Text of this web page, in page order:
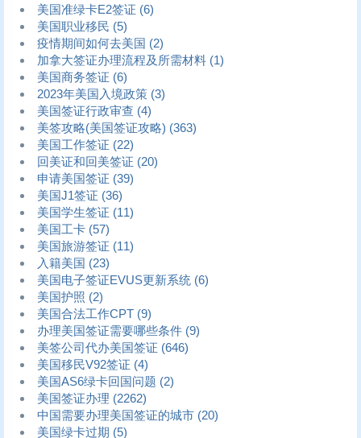
美国准绿卡E2签证 (6)
美国职业移民 (5)
疫情期间如何去美国 (2)
加拿大签证办理流程及所需材料 (1)
美国商务签证 (6)
2023年美国入境政策 (3)
美国签证行政审查 (4)
美签攻略(美国签证攻略) (363)
美国工作签证 (22)
回美证和回美签证 (20)
申请美国签证 (39)
美国J1签证 (36)
美国学生签证 (11)
美国工卡 (57)
美国旅游签证 (11)
入籍美国 (23)
美国电子签证EVUS更新系统 (6)
美国护照 (2)
美国合法工作CPT (9)
办理美国签证需要哪些条件 (9)
美签公司代办美国签证 (646)
美国移民V92签证 (4)
美国AS6绿卡回国问题 (2)
美国签证办理 (2262)
中国需要办理美国签证的城市 (20)
美国绿卡过期 (5)